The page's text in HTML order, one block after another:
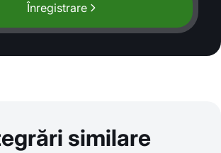
Înregistrare
similare